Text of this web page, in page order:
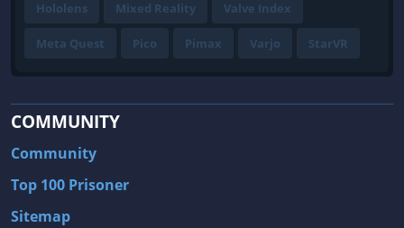
Hololens Mixed Reality Valve Index
Meta Quest Pico Pimax Varjo StarVR
COMMUNITY
Community
Top 100 Prisoner
Sitemap